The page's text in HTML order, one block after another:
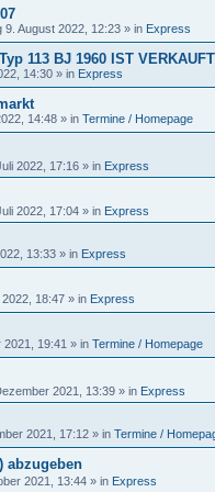
9. August 2022, 12:23 » in Express
113 BJ 1960 IST VERKAUFT
14:30 » in Express
14:48 » in Termine / Homepage
2022, 17:16 » in Express
2022, 17:04 » in Express
13:33 » in Express
18:47 » in Express
19:41 » in Termine / Homepage
2021, 13:39 » in Express
2021, 17:12 » in Termine /
abzugeben
2021, 13:44 » in Express